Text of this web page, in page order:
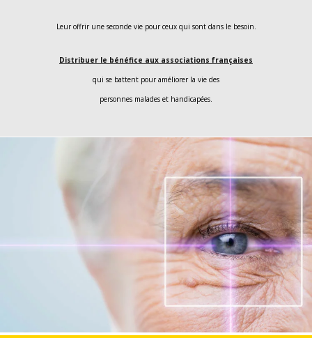
Leur offrir une seconde vie pour ceux qui sont dans le besoin.
Distribuer le bénéfice aux associations françaises
qui se battent pour améliorer la vie des
personnes malades et handicapées.